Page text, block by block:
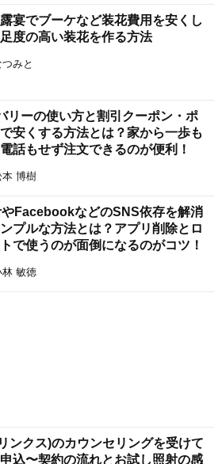
宴でブーケなど装花費用を安くし
度の高い装花を作る方法
つみと
リーの使い方と割引クーポン・ポ
安くする方法とは？家から一歩も
話もせず注文できるのが便利！
本 博樹
FacebookなどのSNS依存を解消
プルな方法とは？アプリ削除とロ
で使うのが面倒になるのがコツ！
林 敏徳
ンクス)のカウンセリングを受けて
込〜契約の流れとお試し照射の感